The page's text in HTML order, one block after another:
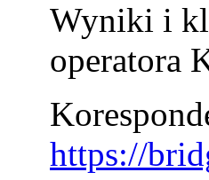
Wyniki i
operatora
https://